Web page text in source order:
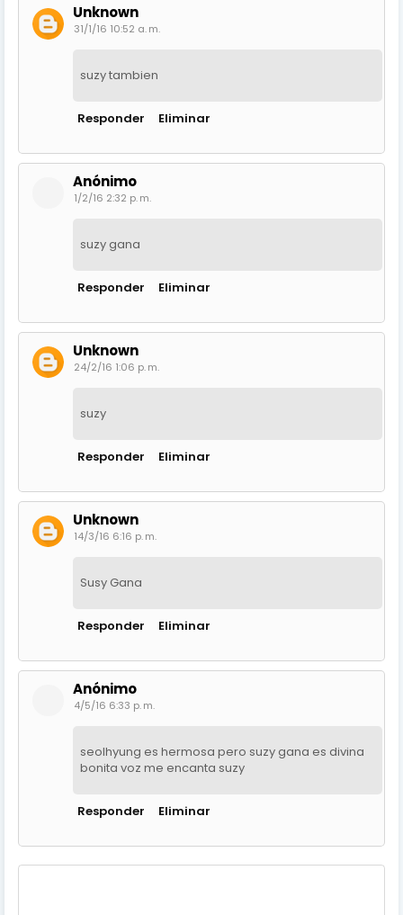
Unknown
31/1/16 10:52 a. m.
suzy tambien
Responder Eliminar
Anónimo
1/2/16 2:32 p. m.
suzy gana
Responder Eliminar
Unknown
24/2/16 1:06 p. m.
suzy
Responder Eliminar
Unknown
14/3/16 6:16 p. m.
Susy Gana
Responder Eliminar
Anónimo
4/5/16 6:33 p. m.
seolhyung es hermosa pero suzy gana es divina
bonita voz me encanta suzy
Responder Eliminar